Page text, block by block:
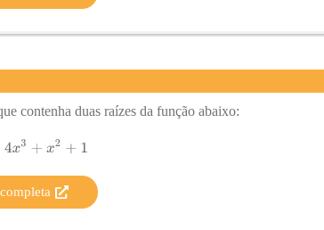
contenha duas raízes da função abaixo: